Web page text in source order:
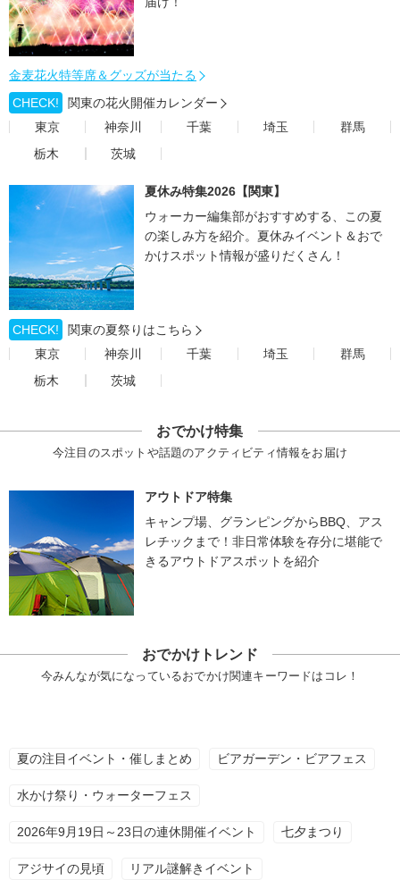
金麦花火特等席＆グッズが当たる
CHECK!
関東の花火開催カレンダー
東京
神奈川 千葉 埼玉
群馬
栃木
茨城
夏休み特集2026【関東】
ウォーカー編集部がおすすめする、この夏
の楽しみ方を紹介。夏休みイベント＆おで
かけスポット情報が盛りだくさん！
CHECK!
関東の夏祭りはこちら
東京
神奈川 千葉 埼玉
群馬
栃木
茨城
おでかけ特集
今注目のスポットや話題のアクティビティ情報をお届け
アウトドア特集
キャンプ場、グランピングからBBQ、アス
レチックまで！非日常体験を存分に堪能で
きるアウトドアスポットを紹介
おでかけトレンド
今みんなが気になっているおでかけ関連キーワードはコレ！
夏の注目イベント・催しまとめ ビアガーデン・ビアフェス
水かけ祭り・ウォーターフェス
2026年9月19日～23日の連休開催イベント 七夕まつり
アジサイの見頃 リアル謎解きイベント